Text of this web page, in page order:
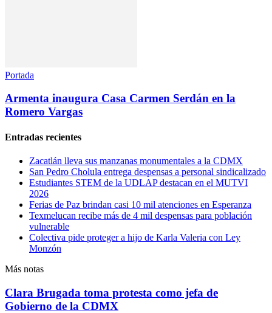
Portada
Armenta inaugura Casa Carmen Serdán en la
Romero Vargas
Entradas recientes
Zacatlán lleva sus manzanas monumentales a la CDMX
San Pedro Cholula entrega despensas a personal sindicalizado
Estudiantes STEM de la UDLAP destacan en el MUTVI
2026
Ferias de Paz brindan casi 10 mil atenciones en Esperanza
Texmelucan recibe más de 4 mil despensas para población
vulnerable
Colectiva pide proteger a hijo de Karla Valeria con Ley
Monzón
Más notas
Clara Brugada toma protesta como jefa de
Gobierno de la CDMX